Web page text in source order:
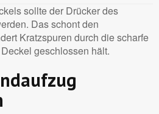
sollte der Drücker des
Das schont den
Kratzspuren durch die scharfe
geschlossen hält.